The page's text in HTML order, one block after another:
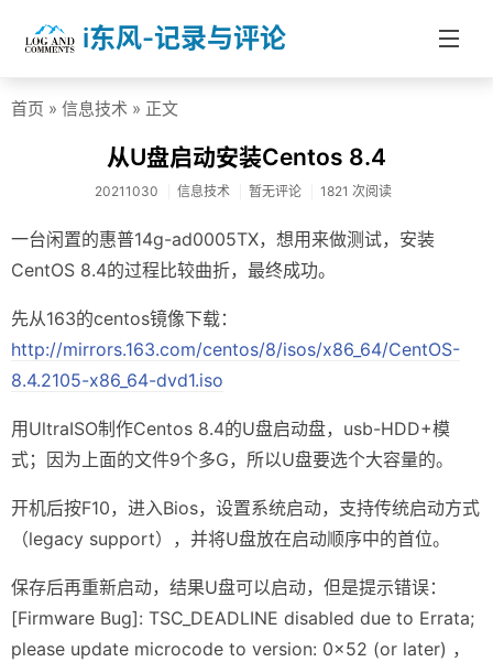
i东风-记录与评论
分类
杂文随笔
医药健康
投资理财
学校教育
首页 » 信息技术 » 正文
从U盘启动安装Centos 8.4
20211030 信息技术 暂无评论 1821 次阅读
一台闲置的惠普14g-ad0005TX，想用来做测试，安装
CentOS 8.4的过程比较曲折，最终成功。
先从163的centos镜像下载：
http://mirrors.163.com/centos/8/isos/x86_64/CentOS-
8.4.2105-x86_64-dvd1.iso
用UltraISO制作Centos 8.4的U盘启动盘，usb-HDD+模
式；因为上面的文件9个多G，所以U盘要选个大容量的。
开机后按F10，进入Bios，设置系统启动，支持传统启动方式
（legacy support），并将U盘放在启动顺序中的首位。
保存后再重新启动，结果U盘可以启动，但是提示错误：
[Firmware Bug]: TSC_DEADLINE disabled due to Errata;
please update microcode to version: 0x52 (or later) ，